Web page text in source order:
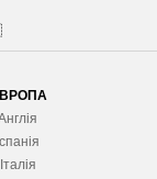
Іспанія
Італія